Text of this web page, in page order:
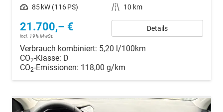
Leistung 85 kW (116 PS) Kilometerstand 10 km
21.700,– €
incl. 19% MwSt.
Details
Verbrauch kombiniert: 5,20 l/100km
CO2-Klasse: D
CO2-Emissionen: 118,00 g/km